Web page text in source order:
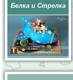
Белка и Стрелка